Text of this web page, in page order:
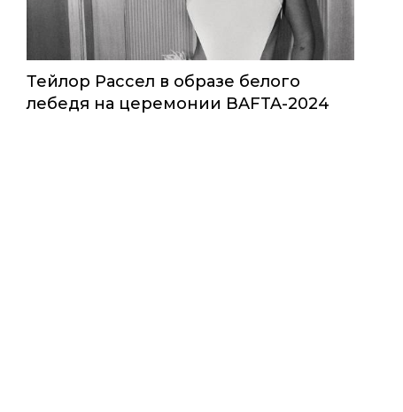
Тейлор Рассел в образе белого
лебедя на церемонии BAFTA-2024